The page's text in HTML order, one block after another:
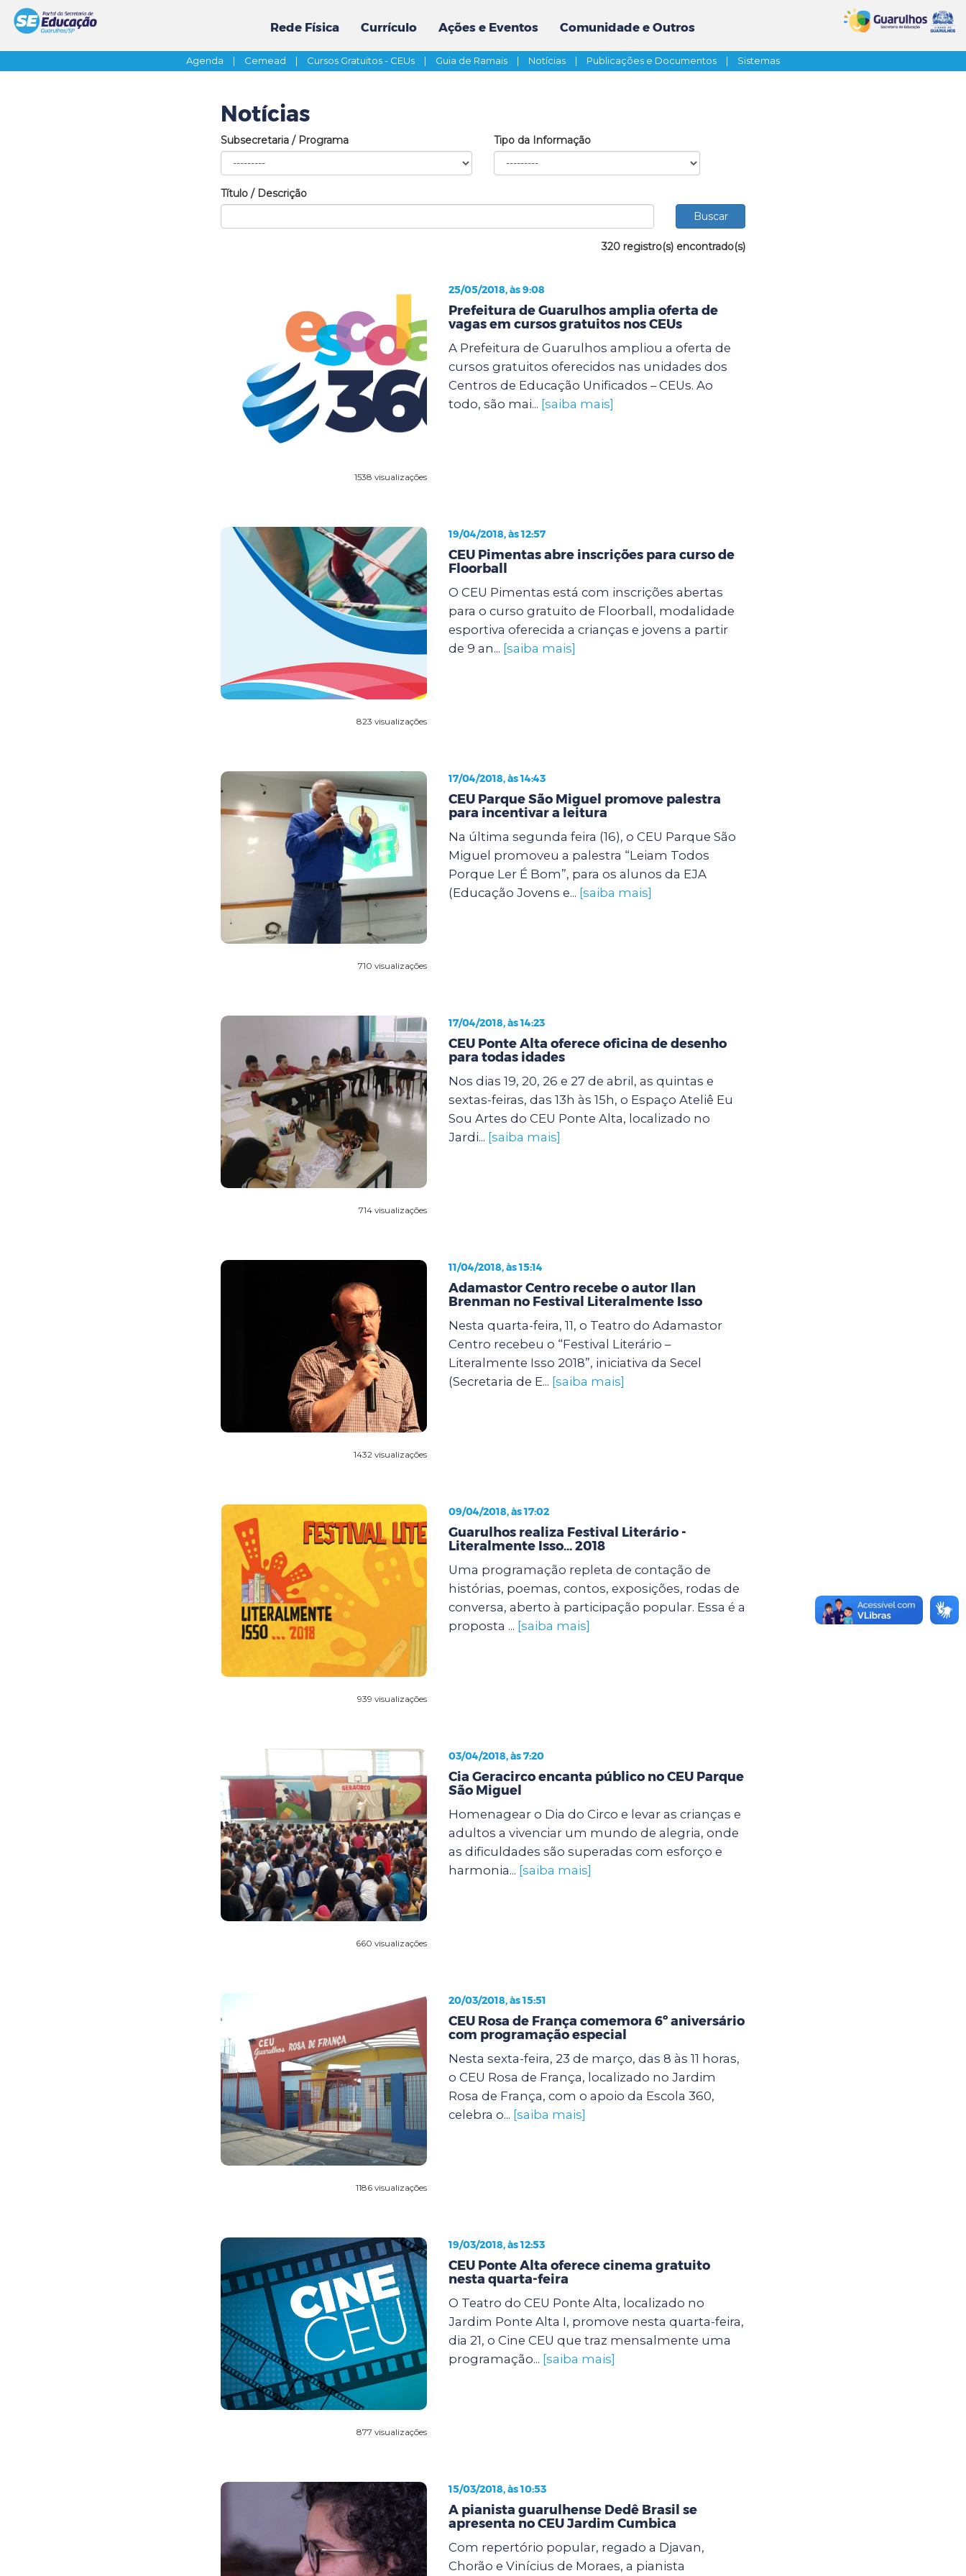
Rede Física Currículo Ações e Eventos Comunidade e Outros
Agenda | Cemead | Cursos Gratuitos - CEUs | Guia de Ramais | Notícias | Publicações e Documentos | Sistemas
Notícias
Subsecretaria / Programa Tipo da Informação
Título / Descrição
320 registro(s) encontrado(s)
1538 visualizações
25/05/2018, às 9:08
Prefeitura de Guarulhos amplia oferta de
vagas em cursos gratuitos nos CEUs
A Prefeitura de Guarulhos ampliou a oferta de
cursos gratuitos oferecidos nas unidades dos
Centros de Educação Unificados – CEUs. Ao
todo, são mai... [saiba mais]
823 visualizações
19/04/2018, às 12:57
CEU Pimentas abre inscrições para curso de
Floorball
O CEU Pimentas está com inscrições abertas
para o curso gratuito de Floorball, modalidade
esportiva oferecida a crianças e jovens a partir
de 9 an... [saiba mais]
710 visualizações
17/04/2018, às 14:43
CEU Parque São Miguel promove palestra
para incentivar a leitura
Na última segunda feira (16), o CEU Parque São
Miguel promoveu a palestra “Leiam Todos
Porque Ler É Bom”, para os alunos da EJA
(Educação Jovens e... [saiba mais]
714 visualizações
17/04/2018, às 14:23
CEU Ponte Alta oferece oficina de desenho
para todas idades
Nos dias 19, 20, 26 e 27 de abril, as quintas e
sextas-feiras, das 13h às 15h, o Espaço Ateliê Eu
Sou Artes do CEU Ponte Alta, localizado no
Jardi... [saiba mais]
1432 visualizações
11/04/2018, às 15:14
Adamastor Centro recebe o autor Ilan
Brenman no Festival Literalmente Isso
Nesta quarta-feira, 11, o Teatro do Adamastor
Centro recebeu o “Festival Literário –
Literalmente Isso 2018”, iniciativa da Secel
(Secretaria de E... [saiba mais]
939 visualizações
09/04/2018, às 17:02
Guarulhos realiza Festival Literário -
Literalmente Isso... 2018
Uma programação repleta de contação de
histórias, poemas, contos, exposições, rodas de
conversa, aberto à participação popular. Essa é a
proposta ... [saiba mais]
660 visualizações
03/04/2018, às 7:20
Cia Geracirco encanta público no CEU Parque
São Miguel
Homenagear o Dia do Circo e levar as crianças e
adultos a vivenciar um mundo de alegria, onde
as dificuldades são superadas com esforço e
harmonia... [saiba mais]
1186 visualizações
20/03/2018, às 15:51
CEU Rosa de França comemora 6º aniversário
com programação especial
Nesta sexta-feira, 23 de março, das 8 às 11 horas,
o CEU Rosa de França, localizado no Jardim
Rosa de França, com o apoio da Escola 360,
celebra o... [saiba mais]
877 visualizações
19/03/2018, às 12:53
CEU Ponte Alta oferece cinema gratuito
nesta quarta-feira
O Teatro do CEU Ponte Alta, localizado no
Jardim Ponte Alta I, promove nesta quarta-feira,
dia 21, o Cine CEU que traz mensalmente uma
programação... [saiba mais]
15/03/2018, às 10:53
A pianista guarulhense Dedê Brasil se
apresenta no CEU Jardim Cumbica
Com repertório popular, regado a Djavan,
Chorão e Vinícius de Moraes, a pianista